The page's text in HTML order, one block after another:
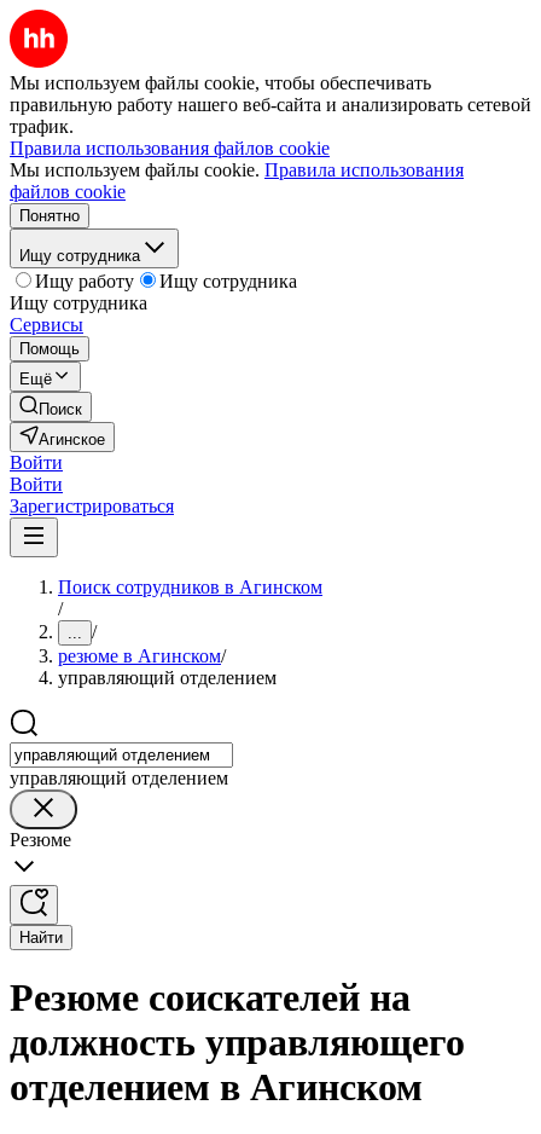
Мы используем файлы cookie, чтобы обеспечивать
правильную работу нашего веб-сайта и анализировать сетевой
трафик.
Правила использования файлов cookie
Мы используем файлы cookie. Правила использования
файлов cookie
Понятно
Ищу сотрудника
Ищу работу
Ищу сотрудника
Ищу сотрудника
Сервисы
Помощь
Ещё
Поиск
Агинское
Войти
Войти
Зарегистрироваться
Поиск сотрудников в Агинском
/
... /
резюме в Агинском/
управляющий отделением
управляющий отделением
Резюме
Найти
Резюме соискателей на
должность управляющего
отделением в Агинском